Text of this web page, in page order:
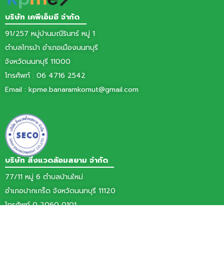
บริษัท เคพีเอ็มอี จำกัด
91/257 หมู่บ้านมณีรินทร์ หมู่ 1
ตำบลไทรม้า อำเภอเมืองนนทบุรี
จังหวัดนนทบุรี 11000
โทรศัพท์ : 06 4716 2542
Email : kpme.banaramkomut@gmail.com
บริษัท สิ่งแวดล้อมสยาม จำกัด
77/11 หมู่ 6 ตำบลบ้านใหม่
อำเภอปากเกร็ด จังหวัดนนทบุรี 11120
โทรศัพท์ 0 2060 0101